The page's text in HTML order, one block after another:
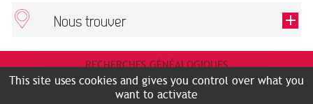
This field is required.
Nous trouver
ARCHIVES MUNICIPALES
2 rue des Archives
RECHERCHES GÉNÉALOGIQUES
NOUS CONNAÎTRE
SERVICE ÉDUCATIF
This site uses cookies and gives you control over what you
want to activate